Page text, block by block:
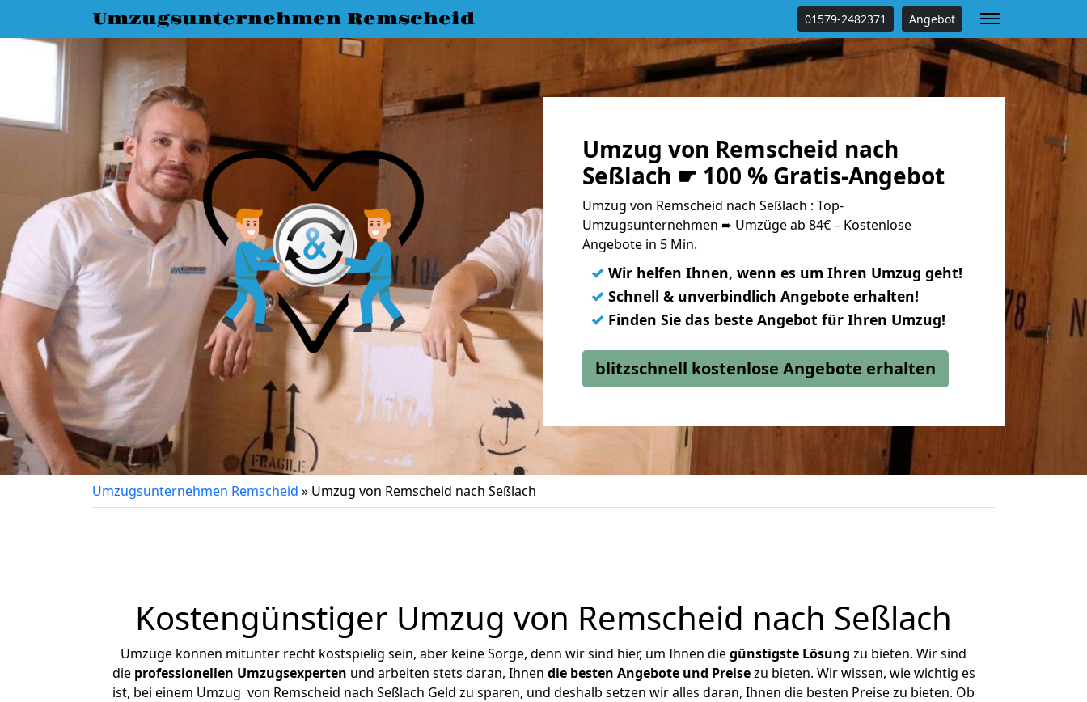
Umzugsunternehmen Remscheid 01579-2482371 Angebot
Umzug von Remscheid nach
Seßlach ☛ 100 % Gratis-Angebot
Umzug von Remscheid nach Seßlach : Top-
Umzugsunternehmen ➨ Umzüge ab 84€ – Kostenlose
Angebote in 5 Min.
✓ Wir helfen Ihnen, wenn es um Ihren Umzug geht!
✓ Schnell & unverbindlich Angebote erhalten!
✓ Finden Sie das beste Angebot für Ihren Umzug!
blitzschnell kostenlose Angebote erhalten
Umzugsunternehmen Remscheid » Umzug von Remscheid nach Seßlach
Kostengünstiger Umzug von Remscheid nach Seßlach
Umzüge können mitunter recht kostspielig sein, aber keine Sorge, denn wir sind hier, um Ihnen diegünstigste Lösung zu bieten. Wir sind
die professionellen Umzugsexperten und arbeiten stets daran, Ihnen die besten Angebote und Preisezu bieten. Wir wissen, wie wichtig es
ist, bei einem Umzug von Remscheid nach Seßlach Geld zu sparen, und deshalb setzen wir alles daran, Ihnen die besten Preise zu bieten. Ob